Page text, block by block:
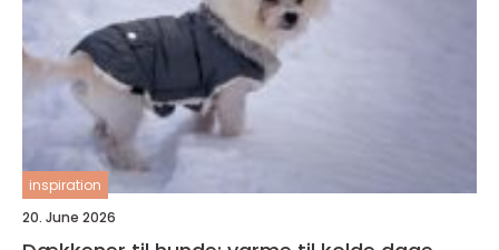
inspiration
20. June 2026